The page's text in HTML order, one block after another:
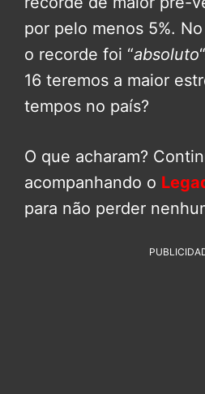
por pelo menos 5%.
o recorde foi “absoluto
16 teremos a maior
tempos no país?
O que acharam?
acompanhando o
para não perder